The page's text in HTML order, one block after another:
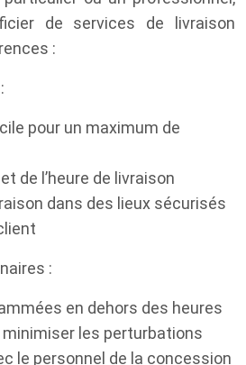
de services de livraison
:
pour un maximum de
de l’heure de livraison
dans des lieux sécurisés
:
en dehors des heures
minimiser les perturbations
le personnel de la concession